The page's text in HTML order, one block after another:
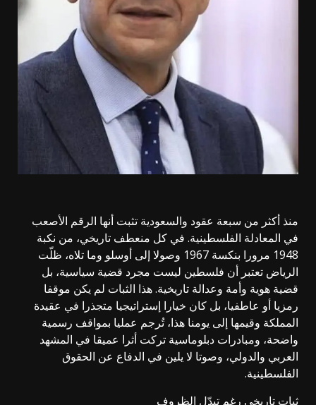
منذ أكثر من سبعة عقود والسعودية تثبت أنها الرقم الأصعب
في المعادلة الفلسطينية. في كل منعطف تاريخي، من نكبة
1948 مرورا بنكسة 1967 وصولا إلى أوسلو وما تلاه، ظلّت
الرياض تعتبر أن فلسطين ليست مجرد قضية سياسية، بل
قضية هوية وأمة وعدالة تاريخية. هذا الثبات لم يكن موقفا
رمزيا أو عاطفيا، بل كان خيارا إستراتيجيا متجذرا في عقيدة
المملكة وقيمها إلى يومنا هذا، تُرجم عمليا بمواقف رسمية
واضحة، ومبادرات دبلوماسية تركت أثرا عميقا في المشهد
العربي والدولي، وصوتا لا يلين في الدفاع عن الحقوق
الفلسطينية.
ثبات تاريخي رغم تبدّل الظروف